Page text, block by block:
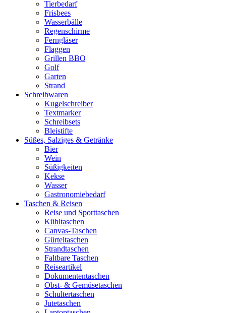
Tierbedarf
Frisbees
Wasserbälle
Regenschirme
Ferngläser
Flaggen
Grillen BBQ
Golf
Garten
Strand
Schreibwaren
Kugelschreiber
Textmarker
Schreibsets
Bleistifte
Süßes, Salziges & Getränke
Bier
Wein
Süßigkeiten
Kekse
Wasser
Gastronomiebedarf
Taschen & Reisen
Reise und Sporttaschen
Kühltaschen
Canvas-Taschen
Gürteltaschen
Strandtaschen
Faltbare Taschen
Reiseartikel
Dokumententaschen
Obst- & Gemüsetaschen
Schultertaschen
Jutetaschen